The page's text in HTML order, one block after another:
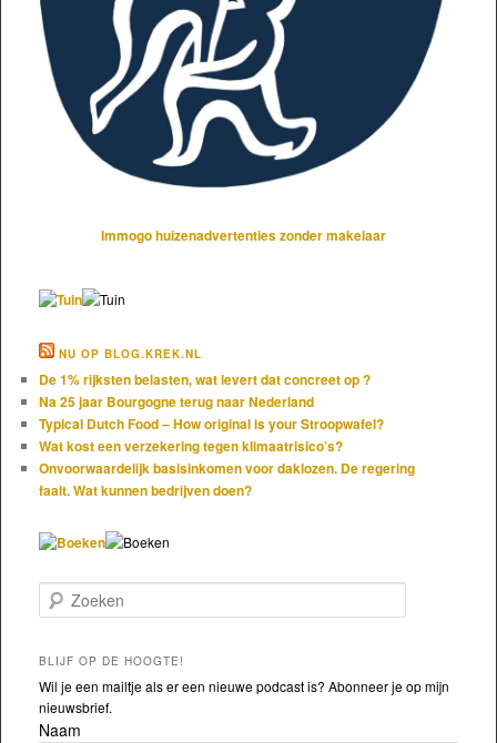
Immogo huizenadvertenties zonder makelaar
NU OP BLOG.KREK.NL
De 1% rijksten belasten, wat levert dat concreet op ?
Na 25 jaar Bourgogne terug naar Nederland
Typical Dutch Food – How original is your Stroopwafel?
Wat kost een verzekering tegen klimaatrisico’s?
Onvoorwaardelijk basisinkomen voor daklozen. De regering
faalt. Wat kunnen bedrijven doen?
Zoeken
BLIJF OP DE HOOGTE!
Wil je een mailtje als er een nieuwe podcast is? Abonneer je op mijn
nieuwsbrief.
Naam